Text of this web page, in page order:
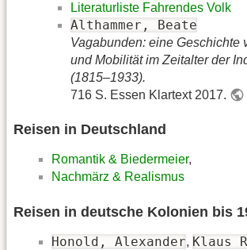
Literaturliste Fahrendes Volk
Althammer, Beate
Vagabunden: eine Geschichte
und Mobilität im Zeitalter der
(1815–1933).
716 S. Essen Klartext 2017.
Reisen in Deutschland
Romantik & Biedermeier,
Nachmärz & Realismus
Reisen in deutsche Kolonien bis
Honold, Alexander, Klaus